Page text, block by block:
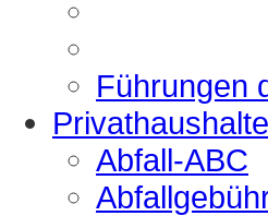
Führungen
Privathaushalte
Abfall-ABC